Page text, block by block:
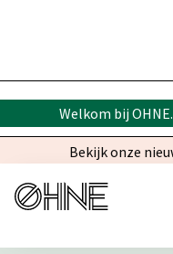
Welkom bij
Bekijk onze
← Inspiratie